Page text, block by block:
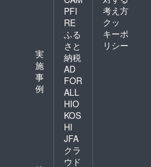
実
施
事
例
PFI
RE
ふる
さと
納税
AD
FOR
ALL
HIO
KOS
HI
JFA
クラ
ウド
考え方
クッ
キーポ
リシー